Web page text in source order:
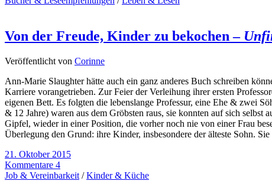
Von der Freude, Kinder zu bekochen –
Veröffentlicht von Corinne
Ann-Marie Slaughter hätte auch ein ganz anderes Buch schreiben
Karriere vorangetrieben. Zur Feier der Verleihung ihrer ersten
eigenen Bett. Es folgten die lebenslange Professur, eine Ehe & zwei
& 12 Jahre) waren aus dem Gröbsten raus, sie konnten auf sich
Gipfel, wieder in einer Position, die vorher noch nie von einer Frau
Überlegung den Grund: ihre Kinder, insbesondere der älteste Sohn.
21. Oktober 2015
Kommentare 4
Job & Vereinbarkeit /Kinder & Küche